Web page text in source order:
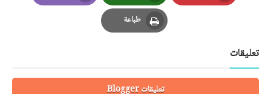
Pinterest
Whatsapp
Email
طباعة
Print
تعليقات
تعليقات Blogger